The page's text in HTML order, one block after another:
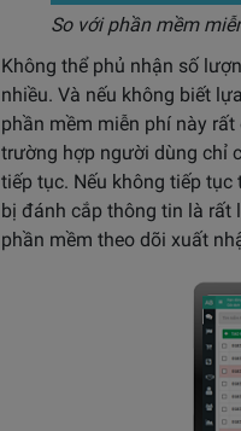
So với phần mềm
Không thể phủ nhận số
nhiều. Và nếu không biết
phần mềm miễn phí này
trường hợp người dùng chỉ
tiếp tục. Nếu không tiếp
bị đánh cắp thông tin là rất
phần mềm theo dõi xuất